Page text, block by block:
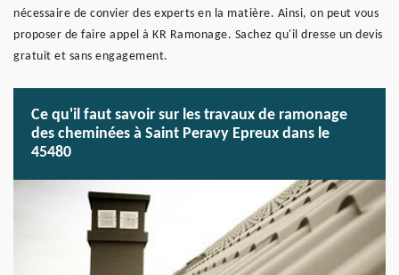
nécessaire de convier des experts en la matière. Ainsi, on peut vous
proposer de faire appel à KR Ramonage. Sachez qu'il dresse un devis
gratuit et sans engagement.
Ce qu'il faut savoir sur les travaux de ramonage
des cheminées à Saint Peravy Epreux dans le
45480